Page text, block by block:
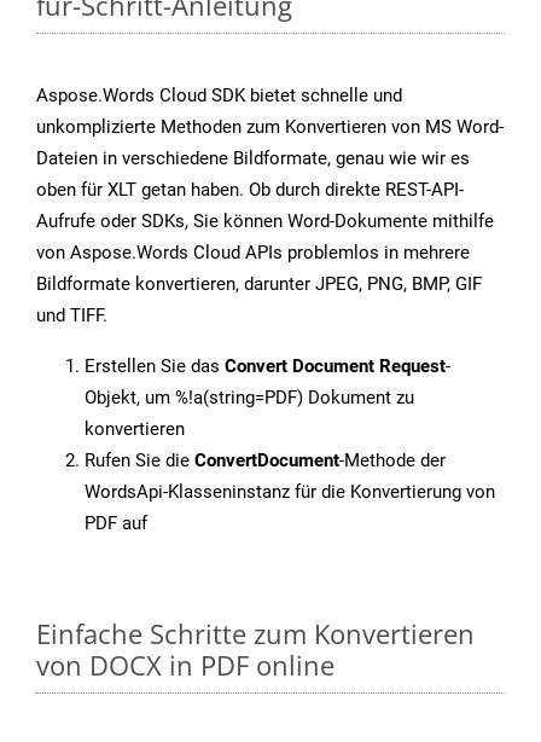
Aspose.Words Cloud SDK bietet schnelle und
unkomplizierte Methoden zum Konvertieren von MS Word-
Dateien in verschiedene Bildformate, genau wie wir es
oben für XLT getan haben. Ob durch direkte REST-API-
Aufrufe oder SDKs, Sie können Word-Dokumente mithilfe
von Aspose.Words Cloud APIs problemlos in mehrere
Bildformate konvertieren, darunter JPEG, PNG, BMP, GIF
und TIFF.
Erstellen Sie das Convert Document Request-
Objekt, um %!a(string=PDF) Dokument zu
konvertieren
Rufen Sie die ConvertDocument-Methode der
WordsApi-Klasseninstanz für die Konvertierung von
PDF auf
Einfache Schritte zum Konvertieren
von DOCX in PDF online